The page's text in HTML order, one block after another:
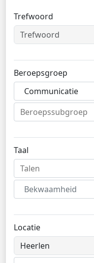
Trefwoord
Beroepsgroep
Communicatie
Taal
Bekwaamheid
Locatie